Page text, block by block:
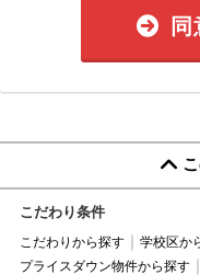
こだわり条件
こだわりから探す 学校区か
プライスダウン物件から探す